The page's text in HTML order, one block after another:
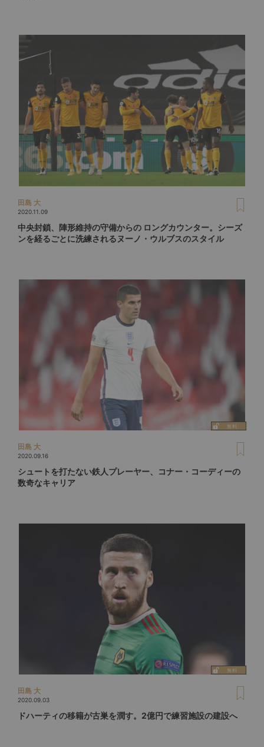
田島 大
2020.11.09
中央封鎖、陣形維持の守備からの ロングカウンター。シーズ
ンを経るごとに洗練されるヌーノ・ウルブスのスタイル
田島 大
2020.09.16
シュートを打たない鉄人プレーヤー、コナー・コーディーの
数奇なキャリア
田島 大
2020.09.03
ドハーティの移籍が古巣を潤す。2億円で練習施設の建設へ